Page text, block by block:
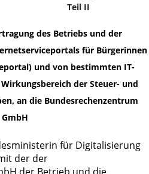
Teil II
des Betriebs und der
für Bürgerinnen
und von bestimmten IT-
der Steuer- und
an die Bundesrechenzentrum
GmbH
für Digitalisierung
der der